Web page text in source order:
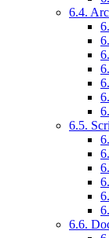
6.4.
6.5.
6.6.